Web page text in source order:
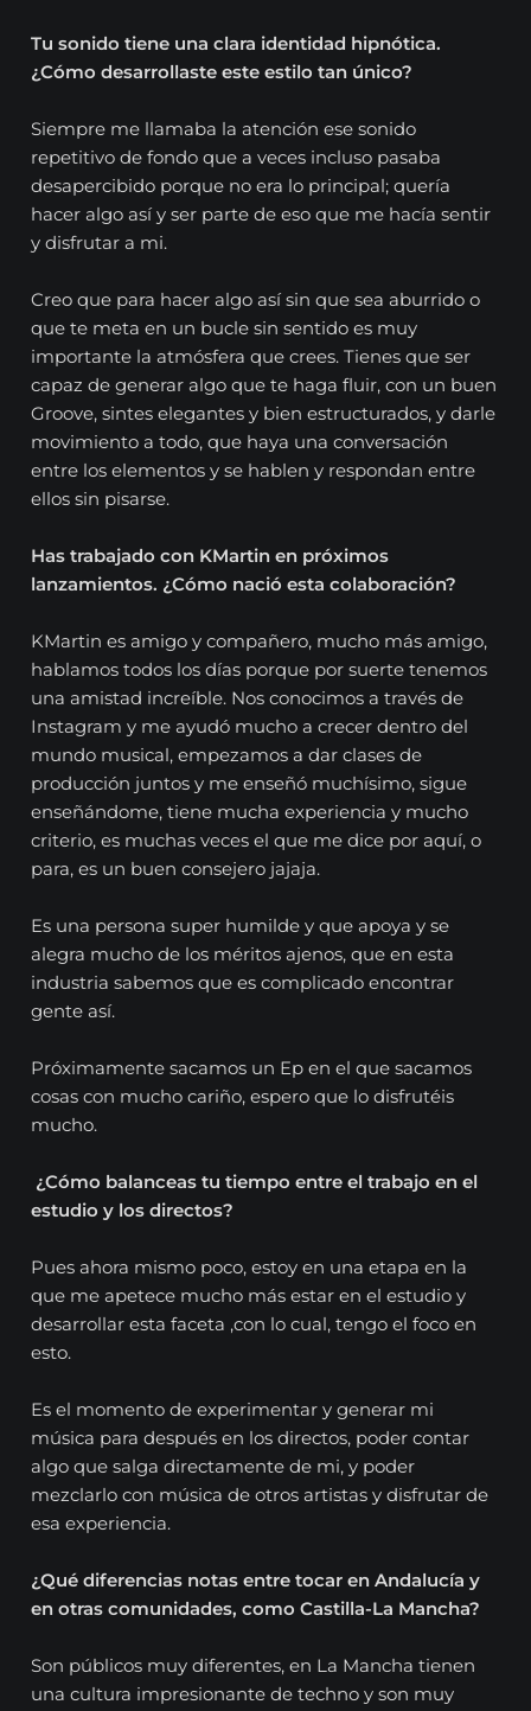
Tu sonido tiene una clara identidad hipnótica.
¿Cómo desarrollaste este estilo tan único?
Siempre me llamaba la atención ese sonido
repetitivo de fondo que a veces incluso pasaba
desapercibido porque no era lo principal; quería
hacer algo así y ser parte de eso que me hacía sentir
y disfrutar a mi.
Creo que para hacer algo así sin que sea aburrido o
que te meta en un bucle sin sentido es muy
importante la atmósfera que crees. Tienes que ser
capaz de generar algo que te haga fluir, con un buen
Groove, sintes elegantes y bien estructurados, y darle
movimiento a todo, que haya una conversación
entre los elementos y se hablen y respondan entre
ellos sin pisarse.
Has trabajado con KMartin en próximos
lanzamientos. ¿Cómo nació esta colaboración?
KMartin es amigo y compañero, mucho más amigo,
hablamos todos los días porque por suerte tenemos
una amistad increíble. Nos conocimos a través de
Instagram y me ayudó mucho a crecer dentro del
mundo musical, empezamos a dar clases de
producción juntos y me enseñó muchísimo, sigue
enseñándome, tiene mucha experiencia y mucho
criterio, es muchas veces el que me dice por aquí, o
para, es un buen consejero jajaja.
Es una persona super humilde y que apoya y se
alegra mucho de los méritos ajenos, que en esta
industria sabemos que es complicado encontrar
gente así.
Próximamente sacamos un Ep en el que sacamos
cosas con mucho cariño, espero que lo disfrutéis
mucho.
¿Cómo balanceas tu tiempo entre el trabajo en el
estudio y los directos?
Pues ahora mismo poco, estoy en una etapa en la
que me apetece mucho más estar en el estudio y
desarrollar esta faceta ,con lo cual, tengo el foco en
esto.
Es el momento de experimentar y generar mi
música para después en los directos, poder contar
algo que salga directamente de mi, y poder
mezclarlo con música de otros artistas y disfrutar de
esa experiencia.
¿Qué diferencias notas entre tocar en Andalucía y
en otras comunidades, como Castilla-La Mancha?
Son públicos muy diferentes, en La Mancha tienen
una cultura impresionante de techno y son muy